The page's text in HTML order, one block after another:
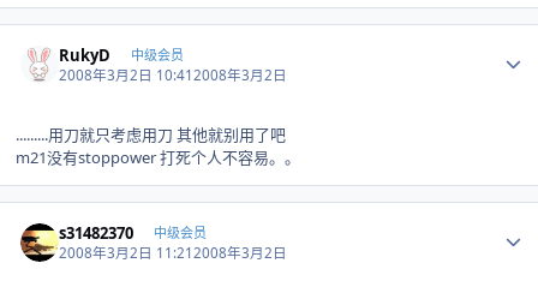
RukyD 中级会员
2008年3月2日 10:412008年3月2日
.........用刀就只考虑用刀 其他就别用了吧
m21没有stoppower 打死个人不容易。。
s31482370 中级会员
2008年3月2日 11:212008年3月2日